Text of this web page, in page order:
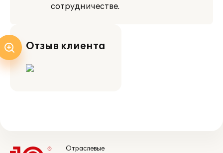
сотрудничестве.
Отзыв клиента
Отраслевые